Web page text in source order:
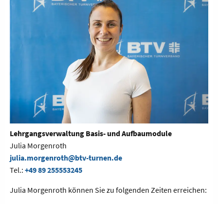
Lehrgangsverwaltung Basis- und Aufbaumodule
Julia Morgenroth
julia.morgenroth@btv-turnen.de
Tel.: +49 89 255553245
Julia Morgenroth können Sie zu folgenden Zeiten erreichen: